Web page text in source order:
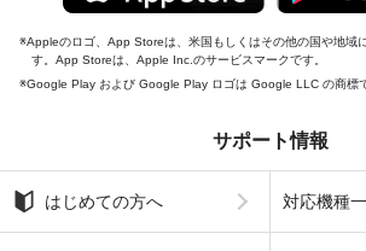
Appleのロゴ、App Storeは、米国もしくはその他の国や地域
す。App Storeは、Apple Inc.のサービスマークです。
Google Play および Google Play ロゴは Google LLC の商標で
サポート情報
はじめての方へ 対応機種